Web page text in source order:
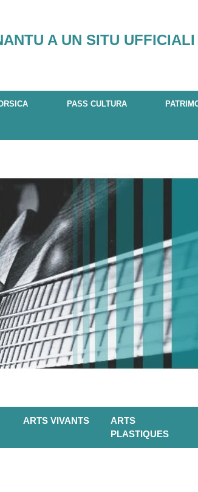
A UN SITU
PASS CULTURA
ARTS VIVANTS
ARTS
PLASTIQUES